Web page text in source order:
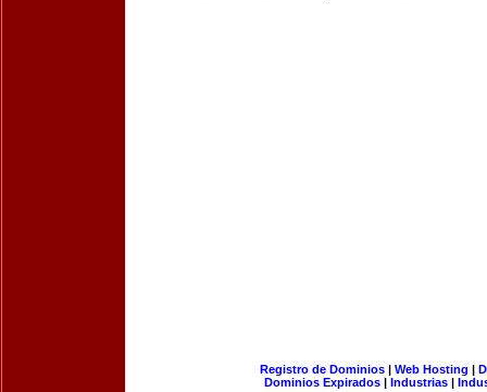
Registro de Dominios| Web Hosting |
Dominios Expirados | Industrias |